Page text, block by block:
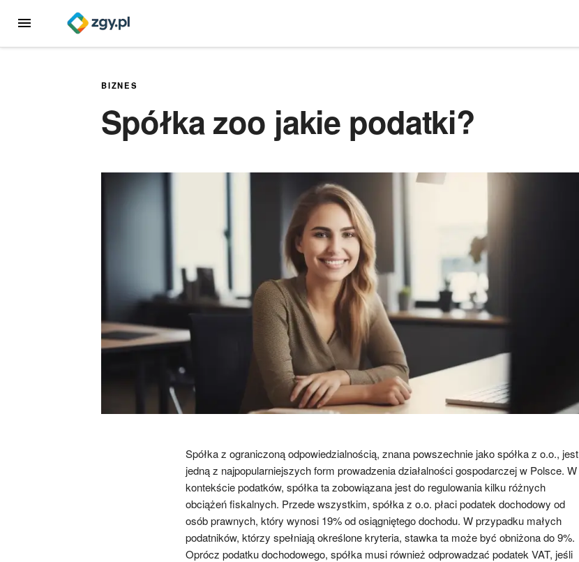
MENU
BIZNES
Spółka zoo jakie podatki?
Spółka z ograniczoną odpowiedzialnością, znana powszechnie jako spółka z o.o., jest
jedną z najpopularniejszych form prowadzenia działalności gospodarczej w Polsce. W
kontekście podatków, spółka ta zobowiązana jest do regulowania kilku różnych
obciążeń fiskalnych. Przede wszystkim, spółka z o.o. płaci podatek dochodowy od
osób prawnych, który wynosi 19% od osiągniętego dochodu. W przypadku małych
podatników, którzy spełniają określone kryteria, stawka ta może być obniżona do 9%.
Oprócz podatku dochodowego, spółka musi również odprowadzać podatek VAT, jeśli